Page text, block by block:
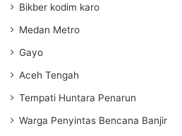
Bikber kodim karo
Medan Metro
Gayo
Aceh Tengah
Tempati Huntara Penarun
Warga Penyintas Bencana Banjir